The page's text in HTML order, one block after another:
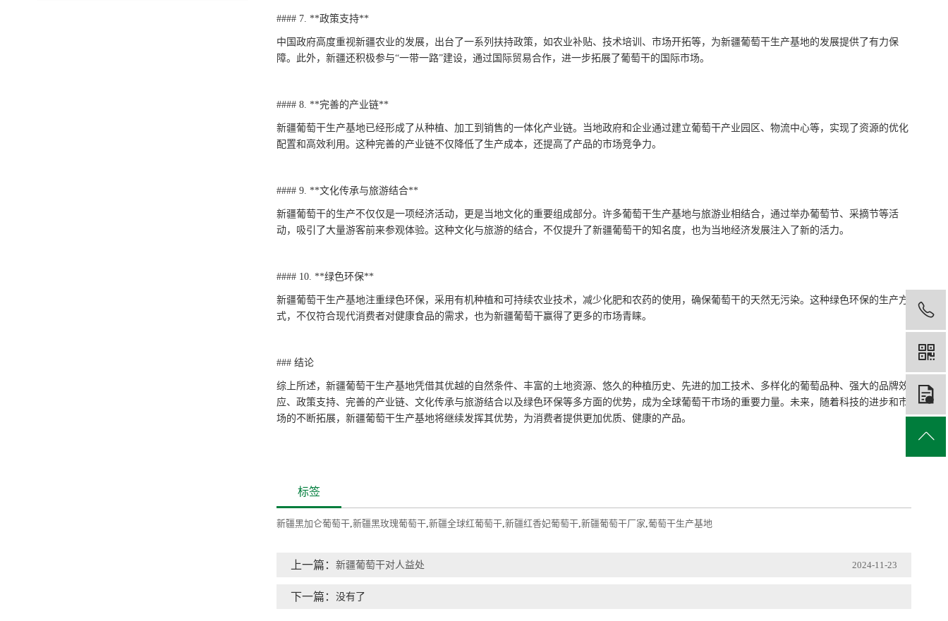
#### 7. **政策支持**
中国政府高度重视新疆农业的发展，出台了一系列扶持政策，如农业补贴、技术培训、市场开拓等，为新疆葡萄干生产基地的发展提供了有力保
障。此外，新疆还积极参与“一带一路”建设，通过国际贸易合作，进一步拓展了葡萄干的国际市场。
#### 8. **完善的产业链**
新疆葡萄干生产基地已经形成了从种植、加工到销售的一体化产业链。当地政府和企业通过建立葡萄干产业园区、物流中心等，实现了资源的优化
配置和高效利用。这种完善的产业链不仅降低了生产成本，还提高了产品的市场竞争力。
#### 9. **文化传承与旅游结合**
新疆葡萄干的生产不仅仅是一项经济活动，更是当地文化的重要组成部分。许多葡萄干生产基地与旅游业相结合，通过举办葡萄节、采摘节等活
动，吸引了大量游客前来参观体验。这种文化与旅游的结合，不仅提升了新疆葡萄干的知名度，也为当地经济发展注入了新的活力。
#### 10. **绿色环保**
新疆葡萄干生产基地注重绿色环保，采用有机种植和可持续农业技术，减少化肥和农药的使用，确保葡萄干的天然无污染。这种绿色环保的生产方
式，不仅符合现代消费者对健康食品的需求，也为新疆葡萄干赢得了更多的市场青睐。
### 结论
综上所述，新疆葡萄干生产基地凭借其优越的自然条件、丰富的土地资源、悠久的种植历史、先进的加工技术、多样化的葡萄品种、强大的品牌效
应、政策支持、完善的产业链、文化传承与旅游结合以及绿色环保等多方面的优势，成为全球葡萄干市场的重要力量。未来，随着科技的进步和市
场的不断拓展，新疆葡萄干生产基地将继续发挥其优势，为消费者提供更加优质、健康的产品。
标签
新疆黑加仑葡萄干,新疆黑玫瑰葡萄干,新疆全球红葡萄干,新疆红香妃葡萄干,新疆葡萄干厂家,葡萄干生产基地
上一篇： 新疆葡萄干对人益处 2024-11-23
下一篇： 没有了